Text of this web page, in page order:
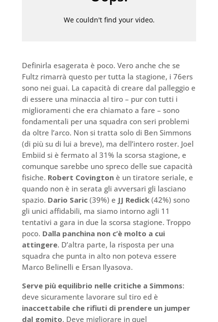
Definirla esagerata è poco. Vero anche che se
Fultz rimarrà questo per tutta la stagione, i 76ers
sono nei guai. La capacità di creare dal palleggio e
di essere una minaccia al tiro – pur con tutti i
miglioramenti che era chiamato a fare – sono
fondamentali per una squadra con seri problemi
da oltre l’arco. Non si tratta solo di Ben Simmons
(di più su di lui a breve), ma dell’intero roster. Joel
Embiid si è fermato al 31% la scorsa stagione, e
comunque sarebbe uno spreco delle sue capacità
fisiche. Robert Covingtonè un tiratore seriale, e
quando non è in serata gli avversari gli lasciano
spazio. Dario Saric(39%) e JJ Redick(42%) sono
gli unici affidabili, ma siamo intorno agli 11
tentativi a gara in due la scorsa stagione. Troppo
poco. Dalla panchina non c’è molto a cui
attingere. D’altra parte, la risposta per una
squadra che punta in alto non poteva essere
Marco Belinelli e Ersan Ilyasova.
Serve più equilibrio nelle critiche a Simmons:
deve sicuramente lavorare sul tiro ed è
inaccettabile che rifiuti di prendere un jumper
dal gomito. Deve migliorare in quel